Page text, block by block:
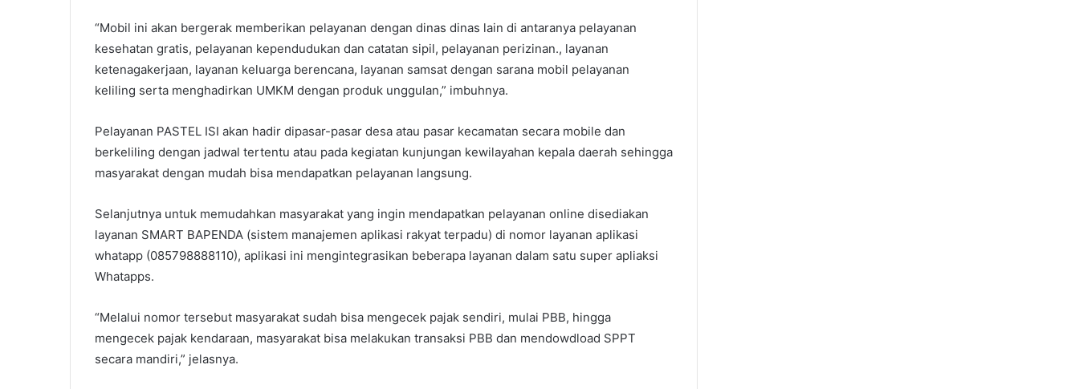
“Mobil ini akan bergerak memberikan pelayanan dengan dinas dinas lain di antaranya pelayanan
kesehatan gratis, pelayanan kependudukan dan catatan sipil, pelayanan perizinan., layanan
ketenagakerjaan, layanan keluarga berencana, layanan samsat dengan sarana mobil pelayanan
keliling serta menghadirkan UMKM dengan produk unggulan,” imbuhnya.
Pelayanan PASTEL ISI akan hadir dipasar-pasar desa atau pasar kecamatan secara mobile dan
berkeliling dengan jadwal tertentu atau pada kegiatan kunjungan kewilayahan kepala daerah sehingga
masyarakat dengan mudah bisa mendapatkan pelayanan langsung.
Selanjutnya untuk memudahkan masyarakat yang ingin mendapatkan pelayanan online disediakan
layanan SMART BAPENDA (sistem manajemen aplikasi rakyat terpadu) di nomor layanan aplikasi
whatapp (085798888110), aplikasi ini mengintegrasikan beberapa layanan dalam satu super apliaksi
Whatapps.
“Melalui nomor tersebut masyarakat sudah bisa mengecek pajak sendiri, mulai PBB, hingga
mengecek pajak kendaraan, masyarakat bisa melakukan transaksi PBB dan mendowdload SPPT
secara mandiri,” jelasnya.